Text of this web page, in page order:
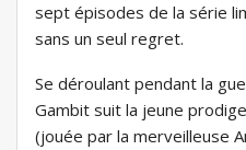
sept épisodes de la série
sans un seul regret.
Se déroulant pendant la
Gambit suit la jeune
(jouée par la merveilleuse